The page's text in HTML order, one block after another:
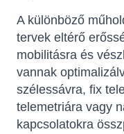
A különböző
tervek eltérő
mobilitásra és
vannak
szélessávra, fix
telemetriára vagy
kapcsolatokra